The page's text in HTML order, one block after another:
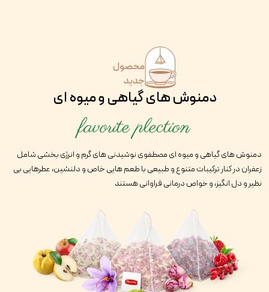
محصول
جدید
دمنوش های گیاهی و میوه ای
favorite plection
دمنوش های گیاهی و میوه ای مصطفوی نوشیدنی های گرم و انرژی بخشی شامل
زعفران در کنار ترکیبات متنوع و طبیعی با طعم هایی خاص و دلنشین، عطرهایی بی
نظیر و دل انگیز، و خواص درمانی فراوانی هستند